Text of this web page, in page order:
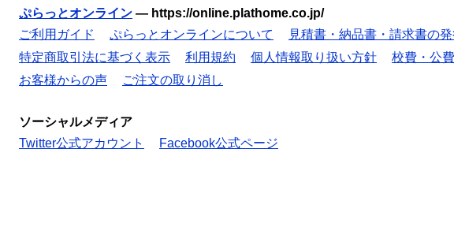
ぷらっとオンライン — https://online.plathome.co.jp/
ご利用ガイド
ぷらっとオンラインについて 見積書・納品書・請求書の
特定商取引法に基づく表示
利用規約 個人情報取り扱い方針 校費・公
お客様からの声
ご注文の取り消し
ソーシャルメディア
Twitter公式アカウント
Facebook公式ページ